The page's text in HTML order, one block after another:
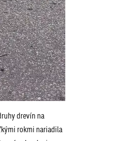
drevín na
rokmi nariadila